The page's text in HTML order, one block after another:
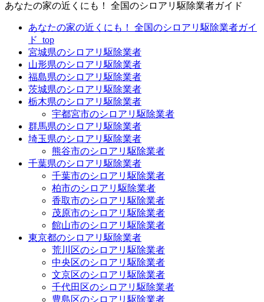
あなたの家の近くにも！ 全国のシロアリ駆除業者ガイド
あなたの家の近くにも！ 全国のシロアリ駆除業者ガイ
ド_top
宮城県のシロアリ駆除業者
山形県のシロアリ駆除業者
福島県のシロアリ駆除業者
茨城県のシロアリ駆除業者
栃木県のシロアリ駆除業者
宇都宮市のシロアリ駆除業者
群馬県のシロアリ駆除業者
埼玉県のシロアリ駆除業者
熊谷市のシロアリ駆除業者
千葉県のシロアリ駆除業者
千葉市のシロアリ駆除業者
柏市のシロアリ駆除業者
香取市のシロアリ駆除業者
茂原市のシロアリ駆除業者
館山市のシロアリ駆除業者
東京都のシロアリ駆除業者
荒川区のシロアリ駆除業者
中央区のシロアリ駆除業者
文京区のシロアリ駆除業者
千代田区のシロアリ駆除業者
豊島区のシロアリ駆除業者